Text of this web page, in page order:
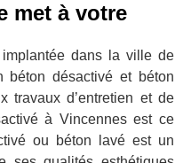
met à votre
implantée dans la ville de
béton désactivé et béton
travaux d’entretien et de
à Vincennes est ce
ou béton lavé est un